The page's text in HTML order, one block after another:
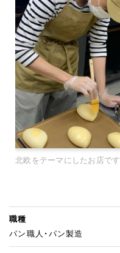
北欧をテーマにしたお店です
職種
パン職人・パン製造